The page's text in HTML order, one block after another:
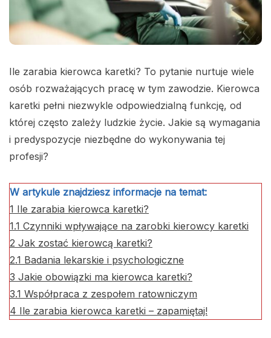
Ile zarabia kierowca karetki? To pytanie nurtuje wiele
osób rozważających pracę w tym zawodzie. Kierowca
karetki pełni niezwykle odpowiedzialną funkcję, od
której często zależy ludzkie życie. Jakie są wymagania
i predyspozycje niezbędne do wykonywania tej
profesji?
W artykule znajdziesz informacje na temat:
1 Ile zarabia kierowca karetki?
1.1 Czynniki wpływające na zarobki kierowcy karetki
2 Jak zostać kierowcą karetki?
2.1 Badania lekarskie i psychologiczne
3 Jakie obowiązki ma kierowca karetki?
3.1 Współpraca z zespołem ratowniczym
4 Ile zarabia kierowca karetki – zapamiętaj!